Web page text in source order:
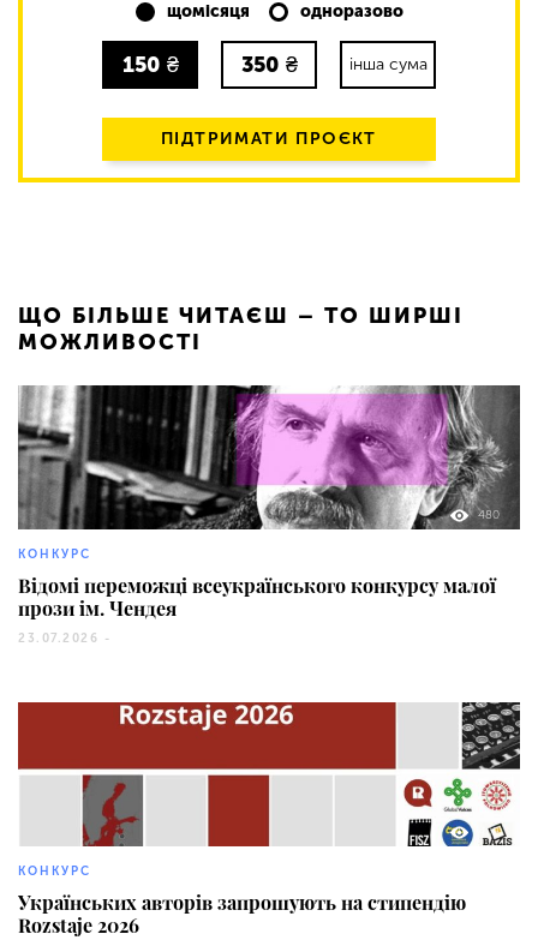
щомісяця
одноразово
150 ₴ 350 ₴ інша сума
ПІДТРИМАТИ ПРОЄКТ
ЩО БІЛЬШЕ ЧИТАЄШ – ТО ШИРШІ
МОЖЛИВОСТІ
480
КОНКУРС
Відомі переможці всеукраїнського конкурсу малої
прози ім. Чендея
23.07.2026 -
409
КОНКУРС
Українських авторів запрошують на стипендію
Rozstaje 2026